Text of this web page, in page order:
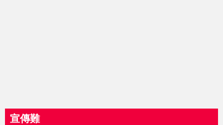
宣傳難